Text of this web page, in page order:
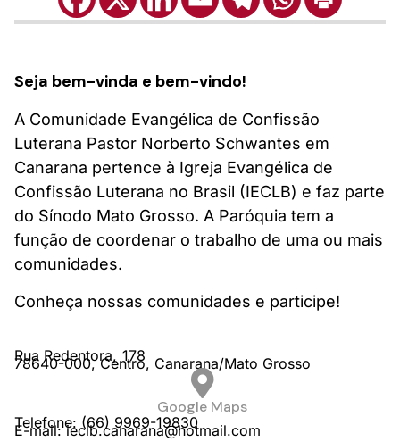
Seja bem-vinda e bem-vindo!
A Comunidade Evangélica de Confissão
Luterana Pastor Norberto Schwantes em
Canarana pertence à Igreja Evangélica de
Confissão Luterana no Brasil (IECLB) e faz parte
do Sínodo Mato Grosso. A Paróquia tem a
função de coordenar o trabalho de uma ou mais
comunidades.
Conheça nossas comunidades e participe!
Rua Redentora, 178
78640-000, Centro, Canarana/Mato Grosso
Google Maps
Telefone: (66) 9969-19830
E-mail: ieclb.canarana@hotmail.com